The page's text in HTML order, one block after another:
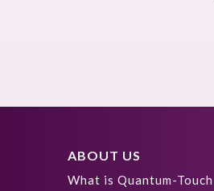
ABOUT US
What is Quantum-Touch